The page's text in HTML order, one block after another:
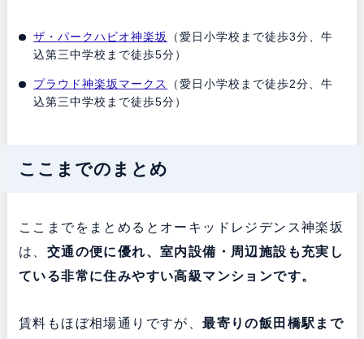
ザ・パークハビオ神楽坂
（愛日小学校まで徒歩3分、牛
込第三中学校まで徒歩5分）
プラウド神楽坂マークス
（愛日小学校まで徒歩2分、牛
込第三中学校まで徒歩5分）
ここまでのまとめ
ここまでをまとめるとオーキッドレジデンス神楽坂
は、 交通の便に優れ、室内設備・周辺施設も充実し
ている非常に住みやすい高級マンションです。
賃料もほぼ相場通りですが、最寄りの飯田橋駅まで